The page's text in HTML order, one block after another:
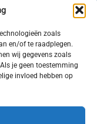
zoals
en/of te raadplegen.
wij gegevens zoals
je geen toestemming
invloed hebben op